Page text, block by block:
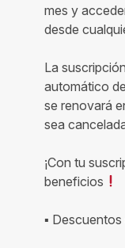
mes y
desde
La
automático
se renovará
sea
¡Con tu
beneficios
▪